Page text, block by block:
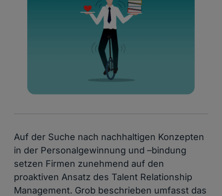
Auf der Suche nach nachhaltigen Konzepten
in der Personalgewinnung und –bindung
setzen Firmen zunehmend auf den
proaktiven Ansatz des Talent Relationship
Management. Grob beschrieben umfasst das